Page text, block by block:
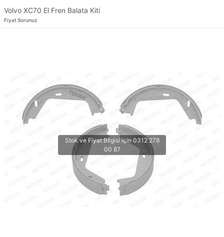
Volvo XC70 El Fren Balata Kiti
Fiyat Sorunuz